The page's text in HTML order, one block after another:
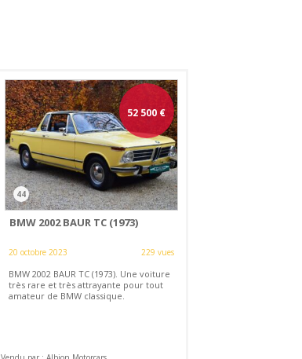
52 500 €
44
BMW 2002 BAUR TC (1973)
20 octobre 2023 229 vues
BMW 2002 BAUR TC (1973). Une voiture
très rare et très attrayante pour tout
amateur de BMW classique.